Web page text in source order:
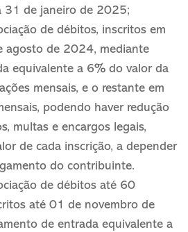
31 de janeiro de 2025;
de débitos, inscritos em
agosto de 2024, mediante
equivalente a 6% do valor da
mensais, e o restante em
podendo haver redução
multas e encargos legais,
de cada inscrição, a depender
do contribuinte.
de débitos até 60
até 01 de novembro de
de entrada equivalente a